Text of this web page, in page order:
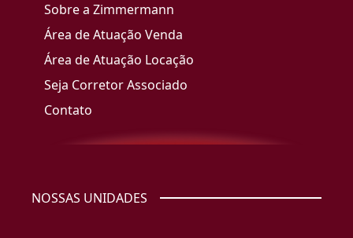
Sobre a Zimmermann
Área de Atuação Venda
Área de Atuação Locação
Seja Corretor Associado
Contato
NOSSAS UNIDADES